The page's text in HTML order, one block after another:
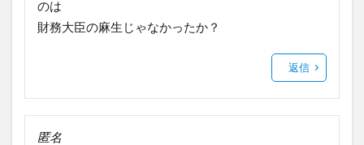
のは
財務大臣の麻生じゃなかったか？
返信
匿名